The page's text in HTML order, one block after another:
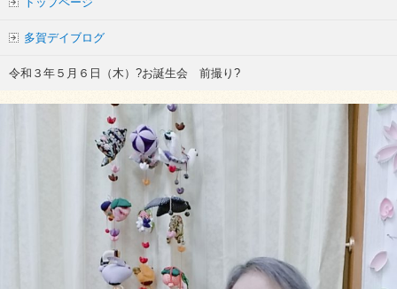
多賀デイブログ
令和３年５月６日（木）?お誕生会 前撮り?